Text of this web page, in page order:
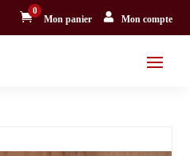

0
Mon panier  Mon compte